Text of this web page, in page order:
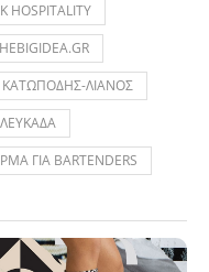
HOSPITALITY
ΚΑΤΩΠΟΔΗΣ-ΛΙΑΝΟΣ
ΛΕΥΚΑΔΑ
ΓΙΑ BARTENDERS